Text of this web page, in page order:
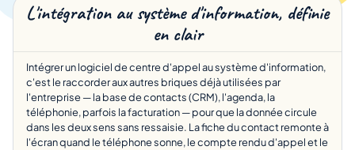
L'intégration au système d'information, définie
en clair
Intégrer un logiciel de centre d'appel au système d'information,
c'est le raccorder aux autres briques déjà utilisées par
l'entreprise — la base de contacts (CRM), l'agenda, la
téléphonie, parfois la facturation — pour que la donnée circule
dans les deux sens sans ressaisie. La fiche du contact remonte à
l'écran quand le téléphone sonne, le compte rendu d'appel et le